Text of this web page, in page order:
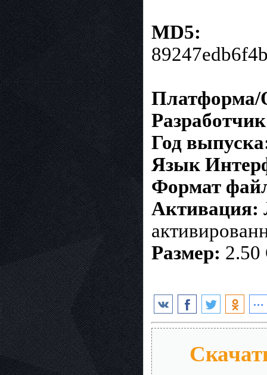
MD5:
Год
Язык
Формат
Активация:
Размер: 2.50